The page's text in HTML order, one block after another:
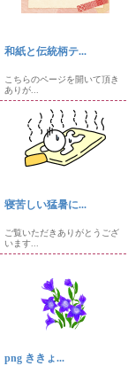
和紙と伝統柄テ...
こちらのページを開いて頂き
ありが...
寝苦しい猛暑に...
ご覧いただきありがとうござ
います...
png ききょ...